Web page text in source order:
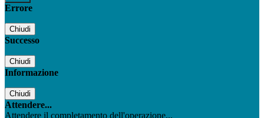
Errore
Chiudi
Successo
Chiudi
Informazione
Chiudi
Attendere...
Attendere il completamento dell'operazione...